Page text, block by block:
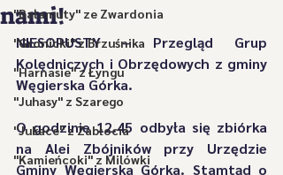
"Bałamuty" ze Zwardonia
"Gronicki" z Brzuśnika
"Harnasie" z Łyngu
"Juhasy" z Szarego
"Jukace" z Zabłocia
"Kamieńcoki" z Milówki
nami!
NIESOPUSTY – Przegląd Grup
Kolędniczych i Obrzędowych z gminy
Węgierska Górka.
O godzinie 12.45 odbyła się zbiórka
na Alei Zbójników przy Urzędzie
Gminy Węgierska Górka. Stamtąd o